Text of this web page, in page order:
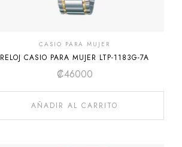
CASIO PARA MUJER
RELOJ CASIO PARA MUJER LTP-1183G-7A
₡46000
AÑADIR AL CARRITO